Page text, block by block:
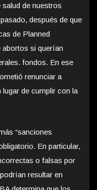
de nuestros
después de que
de Planned
abortos si querían
fondos. En ese
renunciar a
de cumplir con la
“sanciones
En particular,
o falsas por
resultar en